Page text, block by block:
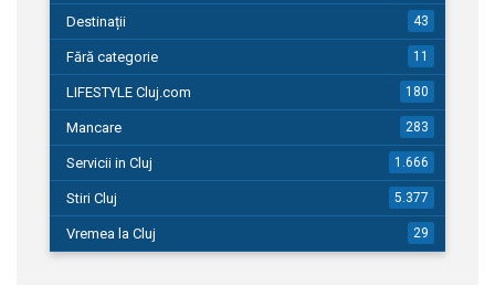
Destinații 43
Fără categorie 11
LIFESTYLE Cluj.com 180
Mancare 283
Servicii in Cluj 1.666
Stiri Cluj 5.377
Vremea la Cluj 29